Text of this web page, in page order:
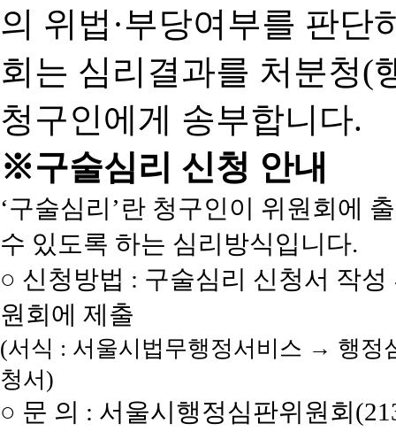
의 위법·부당여부를 판단
회는 심리결과를 처분청(
청구인에게 송부합니다.
※구술심리 신청 안내
‘구술심리’란 청구인이 위원회에
수 있도록 하는 심리방식입니다.
○ 신청방법 : 구술심리 신청서 작
원회에 제출
(서식 : 서울시법무행정서비스 → 행
청서)
○ 문 의 : 서울시행정심판위원회